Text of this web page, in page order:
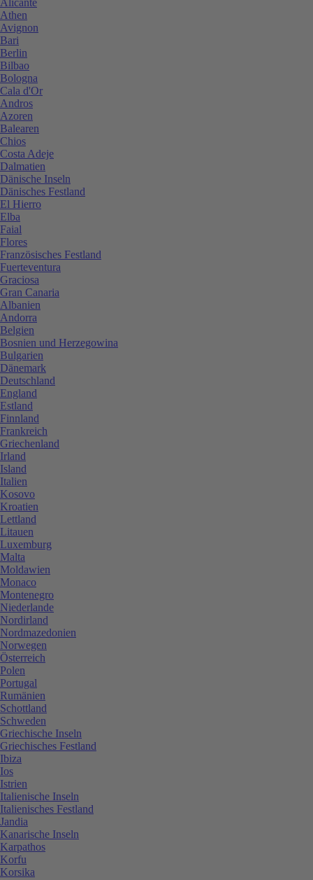
Athen
Avignon
Bari
Berlin
Bilbao
Bologna
Cala d'Or
Andros
Azoren
Balearen
Chios
Costa Adeje
Dalmatien
Dänische Inseln
Dänisches Festland
El Hierro
Elba
Faial
Flores
Französisches Festland
Fuerteventura
Graciosa
Gran Canaria
Albanien
Andorra
Belgien
Bosnien und Herzegowina
Bulgarien
Dänemark
Deutschland
England
Estland
Finnland
Frankreich
Griechenland
Irland
Island
Italien
Kosovo
Kroatien
Lettland
Litauen
Luxemburg
Malta
Moldawien
Monaco
Montenegro
Niederlande
Nordirland
Nordmazedonien
Norwegen
Österreich
Polen
Portugal
Rumänien
Schottland
Schweden
Griechische Inseln
Griechisches Festland
Ibiza
Ios
Istrien
Italienische Inseln
Italienisches Festland
Jandia
Kanarische Inseln
Karpathos
Korfu
Korsika